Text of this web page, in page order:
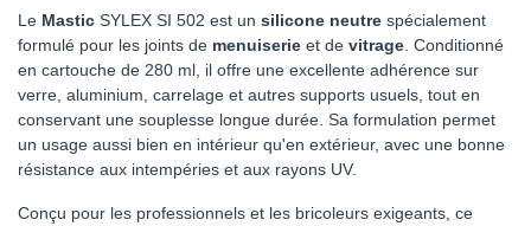
Le Mastic SYLEX SI 502 est un silicone neutre spécialement
formulé pour les joints de menuiserie et de vitrage . Conditionné
en cartouche de 280 ml, il offre une excellente adhérence sur
verre, aluminium, carrelage et autres supports usuels, tout en
conservant une souplesse longue durée. Sa formulation permet
un usage aussi bien en intérieur qu'en extérieur, avec une bonne
résistance aux intempéries et aux rayons UV.
Conçu pour les professionnels et les bricoleurs exigeants, ce